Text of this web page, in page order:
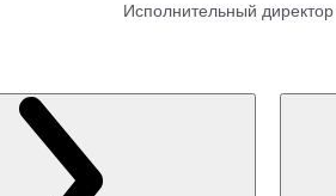
Исполнительный директор